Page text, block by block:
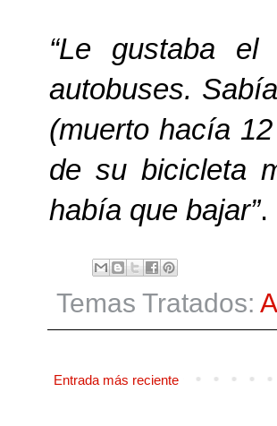
“Le gustaba
autobuses.
(muerto hacía
de su bicicleta
había que bajar”.
Temas Tratados:
Entrada más reciente